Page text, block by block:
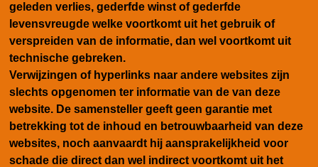
geleden verlies, gederfde winst of gederfde
levensvreugde welke voortkomt uit het gebruik of
verspreiden van de informatie, dan wel voortkomt uit
technische gebreken.
Verwijzingen of hyperlinks naar andere websites zijn
slechts opgenomen ter informatie van de van deze
website. De samensteller geeft geen garantie met
betrekking tot de inhoud en betrouwbaarheid van deze
websites, noch aanvaardt hij aansprakelijkheid voor
schade die direct dan wel indirect voortkomt uit het